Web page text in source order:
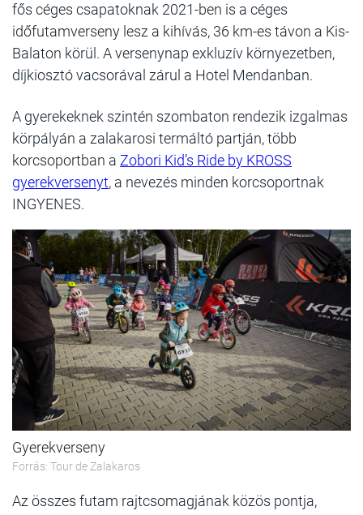
fős céges csapatoknak 2021-ben is a céges
időfutamverseny lesz a kihívás, 36 km-es távon a Kis-
Balaton körül. A versenynap exkluzív környezetben,
díjkiosztó vacsorával zárul a Hotel Mendanban.
A gyerekeknek szintén szombaton rendezik izgalmas
körpályán a zalakarosi termáltó partján, több
korcsoportban a Zobori Kid’s Ride by KROSS
gyerekversenyt, a nevezés minden korcsoportnak
INGYENES.
Gyerekverseny
Forrás: Tour de Zalakaros
Az összes futam rajtcsomagjának közös pontja,